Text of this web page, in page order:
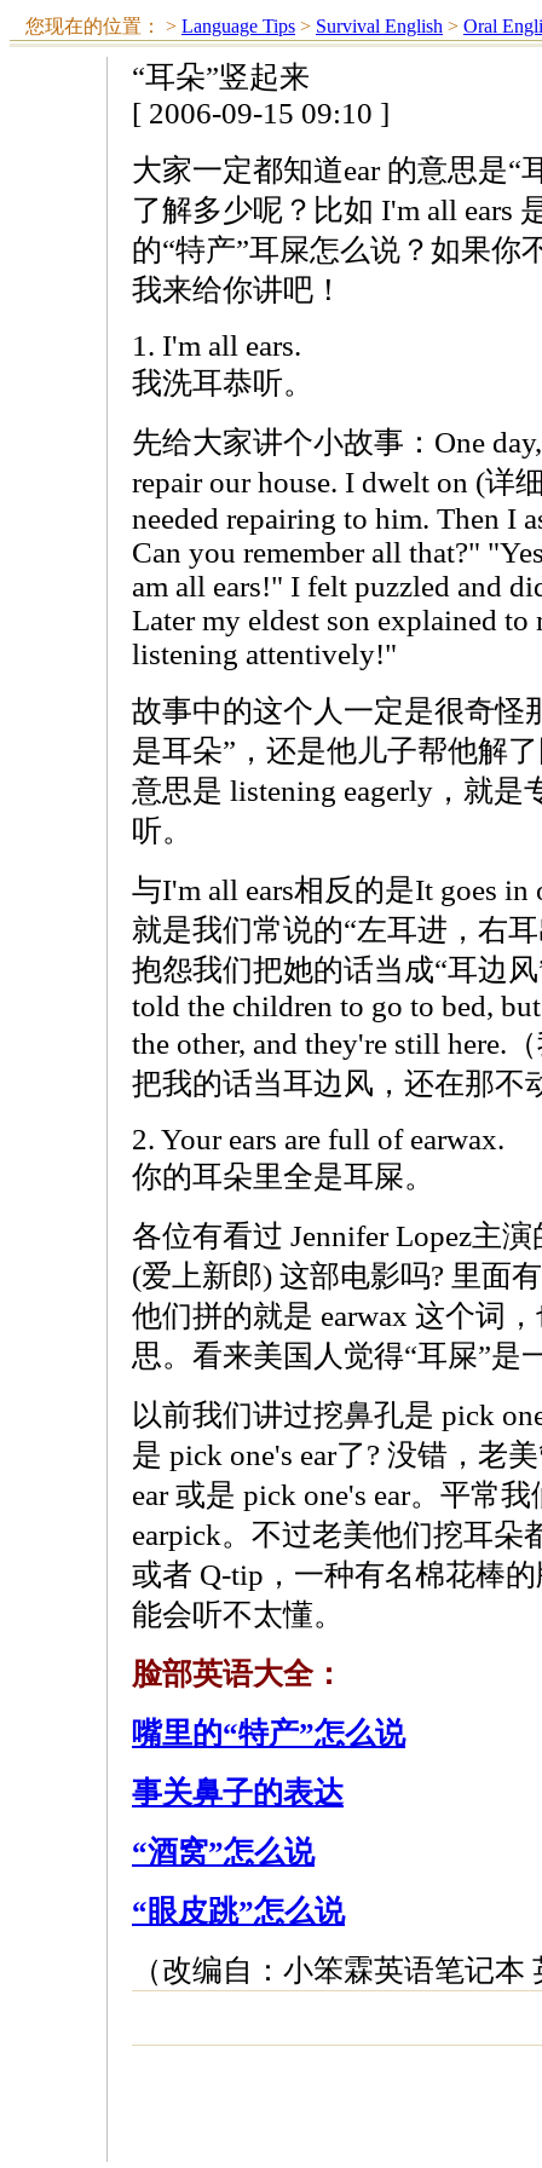
您现在的位置： > Language Tips > Survival English > Oral
“耳朵”竖起来
[ 2006-09-15 09:10 ]
大家一定都知道ear 的意思是“
了解多少呢？比如 I'm all ears
的“特产”耳屎怎么说？如果你
我来给你讲吧！
1. I'm all ears.
我洗耳恭听。
先给大家讲个小故事：One
repair our house. I dwelt on (详
needed repairing to him. Then I
Can you remember all that?"
am all ears!" I felt puzzled and
Later my eldest son explained to
listening attentively!"
故事中的这个人一定是很奇怪
是耳朵”，还是他儿子帮他解
意思是 listening eagerly，就
听。
与I'm all ears相反的是It goes in
就是我们常说的“左耳进，右
抱怨我们把她的话当成“耳边
told the children to go to bed,
the other, and they're still here.
把我的话当耳边风，还在那不
2. Your ears are full of earwax.
你的耳朵里全是耳屎。
各位有看过 Jennifer Lopez主演
(爱上新郎) 这部电影吗? 里面
他们拼的就是 earwax 这个词
思。看来美国人觉得“耳屎”是
以前我们讲过挖鼻孔是 pick
是 pick one's ear了? 没错，老
ear 或是 pick one's ear。平常
earpick。不过老美他们挖耳朵
或者 Q-tip，一种有名棉花棒
能会听不太懂。
脸部英语大全：
嘴里的“特产”怎么说
事关鼻子的表达
“酒窝”怎么说
“眼皮跳”怎么说
（改编自：小笨霖英语笔记本